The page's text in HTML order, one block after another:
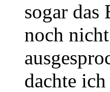
sogar das
noch
dachte